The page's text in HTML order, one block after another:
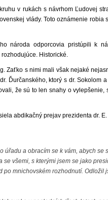
v rukách s návrhom Ľudovej
vlády. Toto oznámenie robia
národa odporcovia pristúpili k
Historické.
s nimi mali však nejaké
ktorý s dr. Sokolom
že sú to len snahy o vylepšenie,
abdikačný prejav prezidenta dr.
a obracím se k vám, abych se
všemi, s kterými jsem se jako
mnichovském rozhodnutí. Odložil